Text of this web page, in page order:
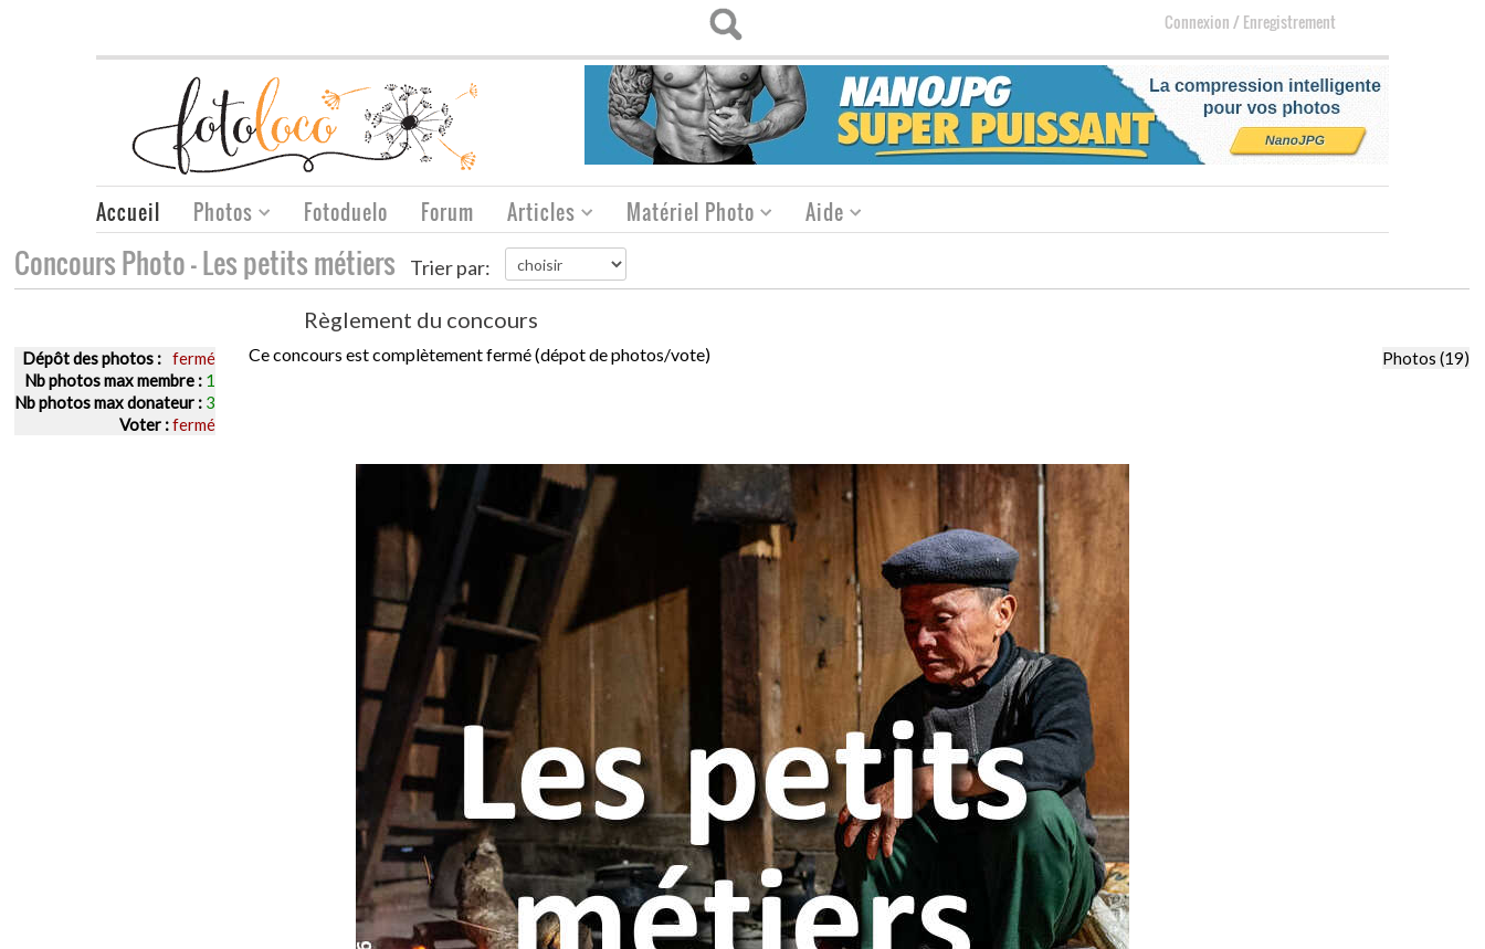
Connexion/Enregistrement
Accueil Photos Fotoduelo Forum Articles Matériel Photo Aide
Concours Photo - Les petits métiers Trier par:
Règlement du concours
Dépôt des photos : fermé
Nb photos max membre : 1
Nb photos max donateur : 3
Voter :fermé
Ce concours est complètement fermé (dépot de photos/vote) Photos (19)